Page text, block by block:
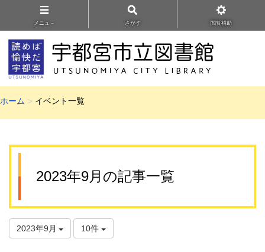
メニュ－ さがす 閲覧補助
ホーム イベント一覧
2023年9月の記事一覧
2023年9月 10件